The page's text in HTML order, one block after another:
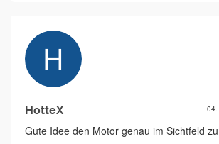
HotteX 04.
Gute Idee den Motor genau im Sichtfeld